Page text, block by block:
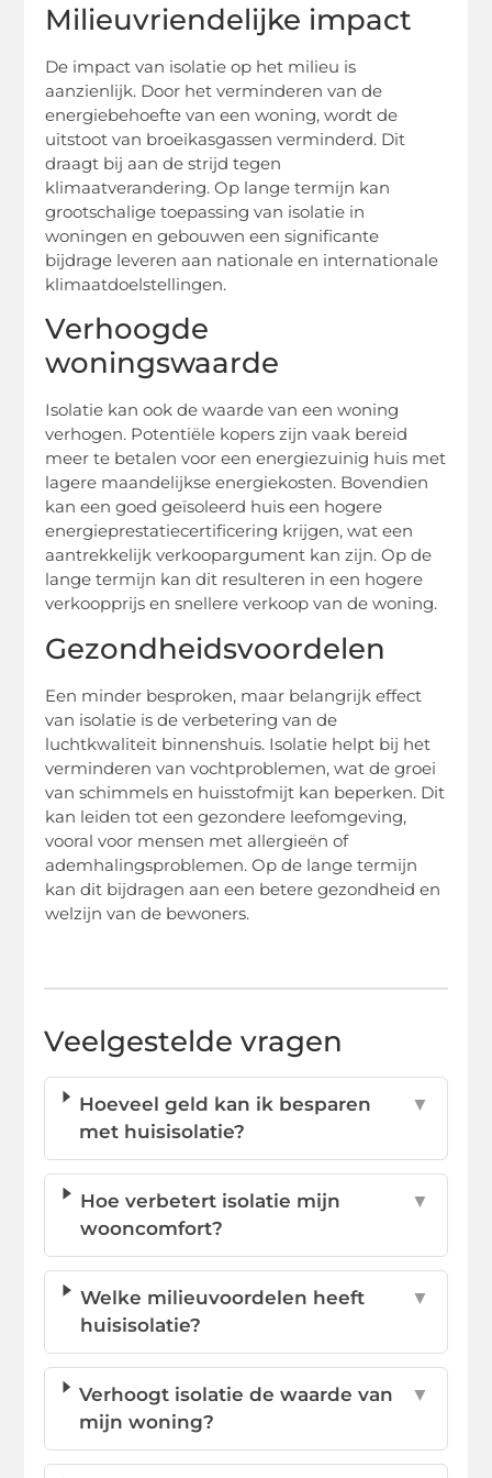
Milieuvriendelijke impact
De impact van isolatie op het milieu is
aanzienlijk. Door het verminderen van de
energiebehoefte van een woning, wordt de
uitstoot van broeikasgassen verminderd. Dit
draagt bij aan de strijd tegen
klimaatverandering. Op lange termijn kan
grootschalige toepassing van isolatie in
woningen en gebouwen een significante
bijdrage leveren aan nationale en internationale
klimaatdoelstellingen.
Verhoogde
woningswaarde
Isolatie kan ook de waarde van een woning
verhogen. Potentiële kopers zijn vaak bereid
meer te betalen voor een energiezuinig huis met
lagere maandelijkse energiekosten. Bovendien
kan een goed geïsoleerd huis een hogere
energieprestatiecertificering krijgen, wat een
aantrekkelijk verkoopargument kan zijn. Op de
lange termijn kan dit resulteren in een hogere
verkoopprijs en snellere verkoop van de woning.
Gezondheidsvoordelen
Een minder besproken, maar belangrijk effect
van isolatie is de verbetering van de
luchtkwaliteit binnenshuis. Isolatie helpt bij het
verminderen van vochtproblemen, wat de groei
van schimmels en huisstofmijt kan beperken. Dit
kan leiden tot een gezondere leefomgeving,
vooral voor mensen met allergieën of
ademhalingsproblemen. Op de lange termijn
kan dit bijdragen aan een betere gezondheid en
welzijn van de bewoners.
Veelgestelde vragen
Hoeveel geld kan ik besparen
met huisisolatie?
▼
Hoe verbetert isolatie mijn
wooncomfort?
▼
Welke milieuvoordelen heeft
huisisolatie?
▼
Verhoogt isolatie de waarde van
mijn woning?
▼